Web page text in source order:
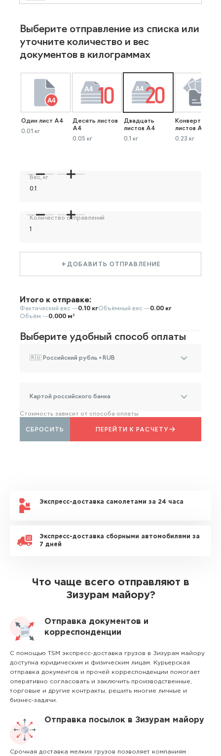
Выберите отправление из списка или
уточните количество и вес
документов в килограммах
Один лист А4
0.01 кг
Десять листов
А4
0.05 кг
Двадцать
листов А4
0.1 кг
Конверт до 40
листов А4
0.23 кг
Вес, кг
Количество отправлений
ДОБАВИТЬ ОТПРАВЛЕНИЕ
Итого к отправке:
Фактический вес —0.10 кгОбъёмный вес —0.00 кг
Объём —0.000 м³
Выберите удобный способ оплаты
🇷🇺 Российский рубль • RUB
Картой российского банка
Стоимость зависит от способа оплаты
ПЕРЕЙТИ К РАСЧЕТУ
СБРОСИТЬ
Экспресс-доставка самолетами за 24 часа
Экспресс-доставка сборными автомобилями за
7 дней
Что чаще всего отправляют в
Зизурам майору?
Отправка документов и
корреспонденции
С помощью TSM экспресс-доставка грузов в Зизурам майору
доступна юридическим и физическим лицам. Курьерская
отправка документов и прочей корреспонденции помогает
оперативно согласовать и заключить производственные,
торговые и другие контракты, решить многие личные и
бизнес-задачи.
Отправка посылок в Зизурам майору
Срочная доставка мелких грузов позволяет компаниям